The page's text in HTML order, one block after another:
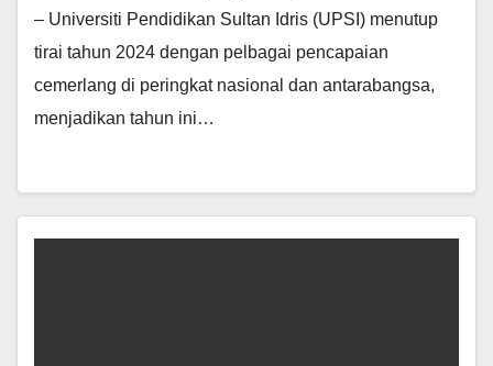
– Universiti Pendidikan Sultan Idris (UPSI) menutup
tirai tahun 2024 dengan pelbagai pencapaian
cemerlang di peringkat nasional dan antarabangsa,
menjadikan tahun ini…